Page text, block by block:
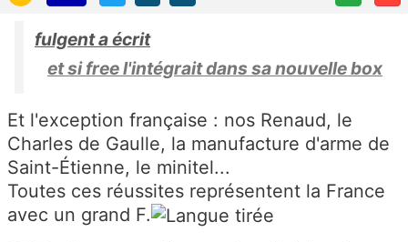
fulgent a écrit
et si free l'intégrait dans sa nouvelle box
Et l'exception française : nos Renaud, le
Charles de Gaulle, la manufacture d'arme de
Saint-Étienne, le minitel...
Toutes ces réussites représentent la France
avec un grand F.